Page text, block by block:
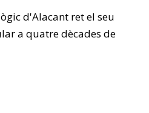
d'Alacant ret el seu
a quatre dècades de